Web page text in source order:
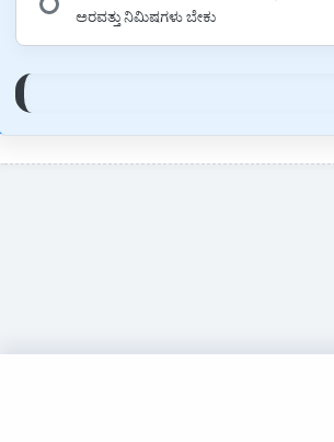
ಅರವತ್ತು ನಿಮಿಷಗಳು ಬೇಕು